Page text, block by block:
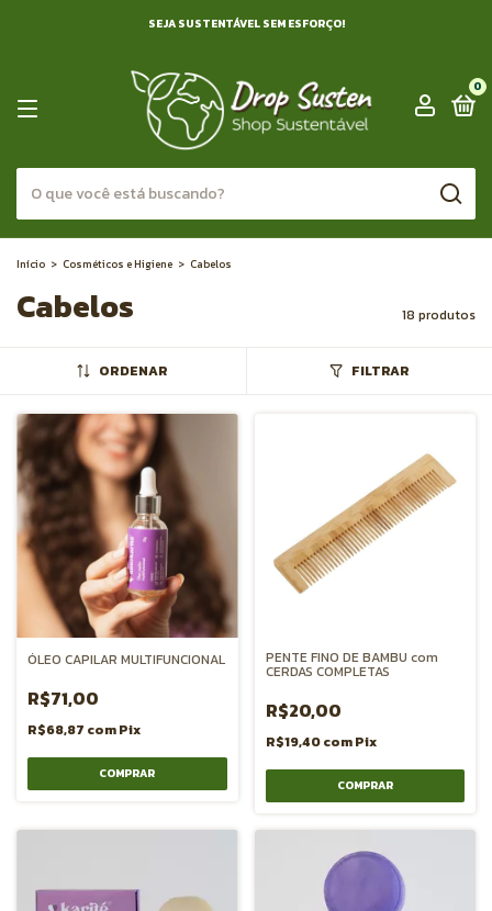
SEJA SUSTENTÁVEL SEM ESFORÇO!
0
Início > Cosméticos e Higiene > Cabelos
Cabelos 18 produtos
ORDENAR FILTRAR
ÓLEO CAPILAR MULTIFUNCIONAL
R$71,00
R$68,87 comPix
PENTE FINO DE BAMBU com
CERDAS COMPLETAS
R$20,00
R$19,40comPix